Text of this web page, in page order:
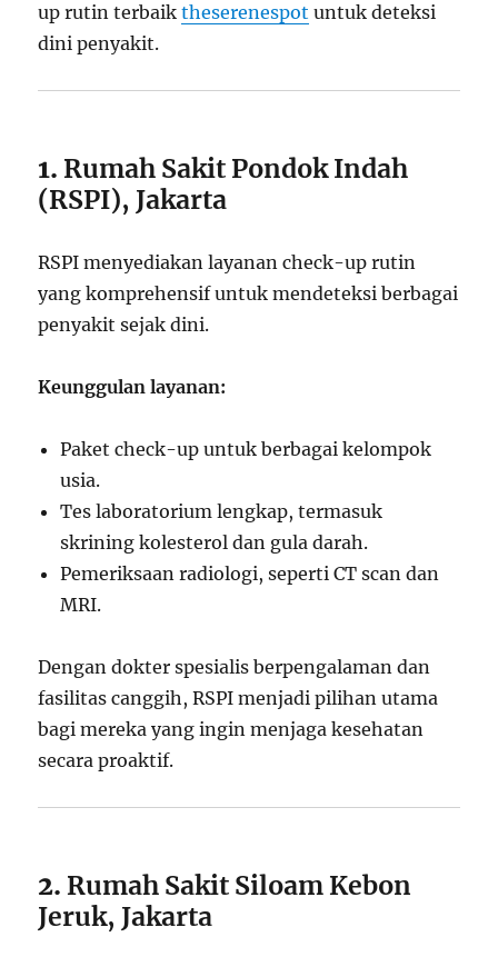
up rutin terbaiktheserenespot untuk deteksi
dini penyakit.
1.Rumah Sakit Pondok Indah
(RSPI), Jakarta
RSPI menyediakan layanan check-up rutin
yang komprehensif untuk mendeteksi berbagai
penyakit sejak dini.
Keunggulan layanan:
Paket check-up untuk berbagai kelompok
usia.
Tes laboratorium lengkap, termasuk
skrining kolesterol dan gula darah.
Pemeriksaan radiologi, seperti CT scan dan
MRI.
Dengan dokter spesialis berpengalaman dan
fasilitas canggih, RSPI menjadi pilihan utama
bagi mereka yang ingin menjaga kesehatan
secara proaktif.
2.Rumah Sakit Siloam Kebon
Jeruk, Jakarta